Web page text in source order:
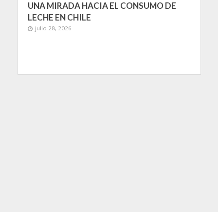
UNA MIRADA HACIA EL CONSUMO DE
LECHE EN CHILE
julio 28, 2026